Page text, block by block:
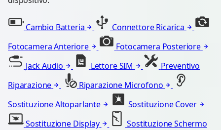
Cambio Batteria
Connettore Ricarica
Fotocamera Anteriore
Fotocamera Posteriore
Jack Audio
Lettore SIM
Preventivo
Riparazione
Riparazione Microfono
Sostituzione Altoparlante
Sostituzione Cover
Sostituzione Display
Sostituzione Schermo